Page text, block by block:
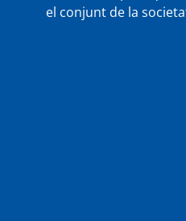
el conjunt de la